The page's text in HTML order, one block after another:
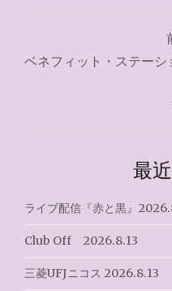
稿
シ
ョ
ン
ベネフィット・ステーシ
最
ライブ配信『赤と黒』
Club Off 2026.8.13
三菱UFJニコス 2026.8.13